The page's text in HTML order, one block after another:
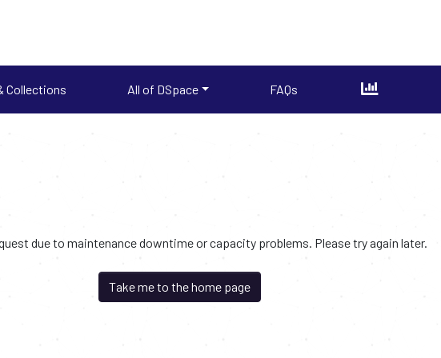
Collections All of DSpace FAQs
due to maintenance downtime or capacity problems. Please try again later.
Take me to the home page